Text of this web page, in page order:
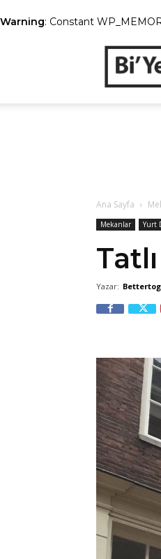
Warning: Constant
Keşfet
Ana Sayfa
Mekanlar Yurt
Yazar: